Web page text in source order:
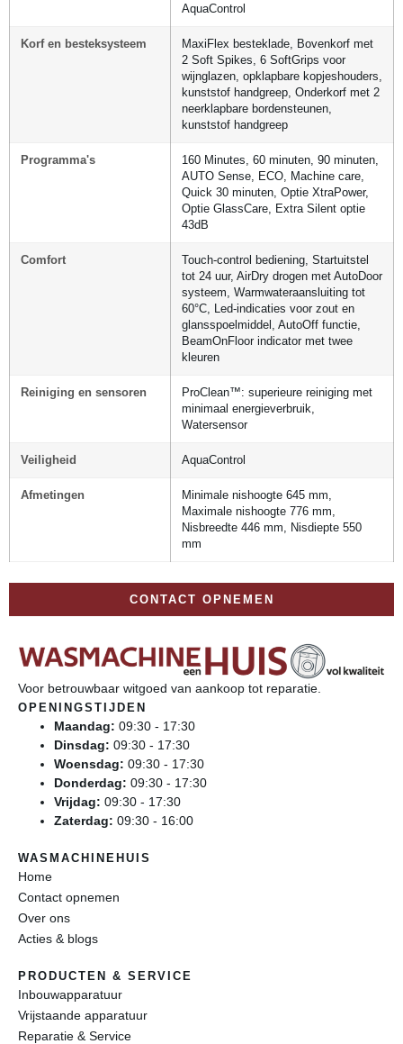
AquaControl
Korf en besteksysteem
MaxiFlex besteklade, Bovenkorf met
2 Soft Spikes, 6 SoftGrips voor
wijnglazen, opklapbare kopjeshouders,
kunststof handgreep, Onderkorf met 2
neerklapbare bordensteunen,
kunststof handgreep
Programma's
160 Minutes, 60 minuten, 90 minuten,
AUTO Sense, ECO, Machine care,
Quick 30 minuten, Optie XtraPower,
Optie GlassCare, Extra Silent optie
43dB
Comfort
Touch-control bediening, Startuitstel
tot 24 uur, AirDry drogen met AutoDoor
systeem, Warmwateraansluiting tot
60°C, Led-indicaties voor zout en
glansspoelmiddel, AutoOff functie,
BeamOnFloor indicator met twee
kleuren
Reiniging en sensoren
ProClean™: superieure reiniging met
minimaal energieverbruik,
Watersensor
Veiligheid AquaControl
Afmetingen
Minimale nishoogte 645 mm,
Maximale nishoogte 776 mm,
Nisbreedte 446 mm, Nisdiepte 550
mm
CONTACT OPNEMEN
Voor betrouwbaar witgoed van aankoop tot reparatie.
OPENINGSTIJDEN
Maandag: 09:30 - 17:30
Dinsdag: 09:30 - 17:30
Woensdag: 09:30 - 17:30
Donderdag: 09:30 - 17:30
Vrijdag: 09:30 - 17:30
Zaterdag: 09:30 - 16:00
WASMACHINEHUIS
Home
Contact opnemen
Over ons
Acties & blogs
PRODUCTEN & SERVICE
Inbouwapparatuur
Vrijstaande apparatuur
Reparatie & Service